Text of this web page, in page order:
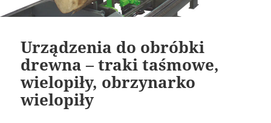
Urządzenia do obróbki
drewna – traki taśmowe,
wielopiły, obrzynarko
wielopiły